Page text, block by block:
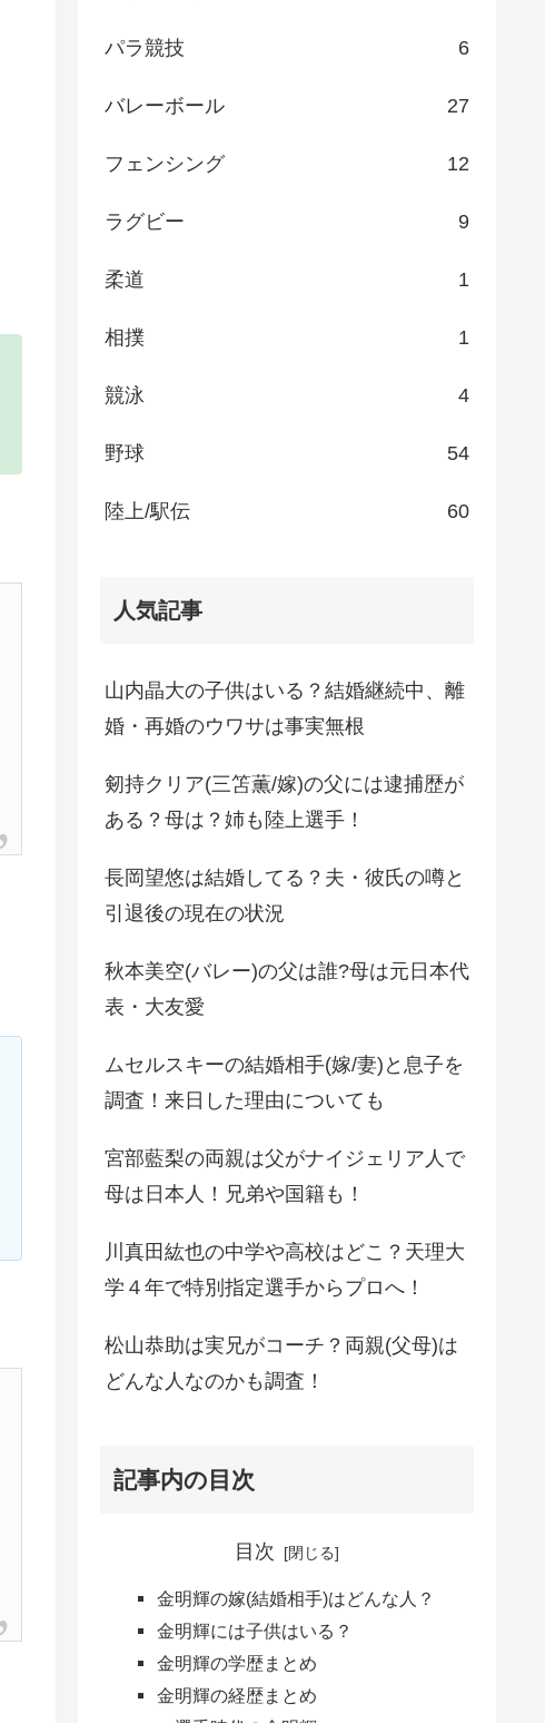
パラ競技 6
バレーボール 27
フェンシング 12
ラグビー 9
柔道 1
相撲 1
競泳 4
野球 54
陸上/駅伝 60
人気記事
山内晶大の子供はいる？結婚継続中、離
婚・再婚のウワサは事実無根
剱持クリア(三笘薫/嫁)の父には逮捕歴が
ある？母は？姉も陸上選手！
長岡望悠は結婚してる？夫・彼氏の噂と
引退後の現在の状況
秋本美空(バレー)の父は誰?母は元日本代
表・大友愛
ムセルスキーの結婚相手(嫁/妻)と息子を
調査！来日した理由についても
宮部藍梨の両親は父がナイジェリア人で
母は日本人！兄弟や国籍も！
川真田紘也の中学や高校はどこ？天理大
学４年で特別指定選手からプロへ！
松山恭助は実兄がコーチ？両親(父母)は
どんな人なのかも調査！
記事内の目次
目次
金明輝の嫁(結婚相手)はどんな人？
金明輝には子供はいる？
金明輝の学歴まとめ
金明輝の経歴まとめ